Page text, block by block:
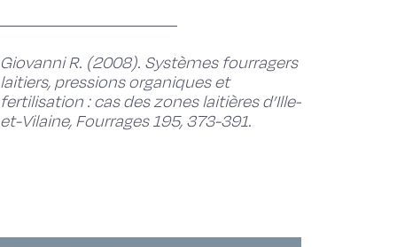
Giovanni R. (2008). Systèmes fourragers
laitiers, pressions organiques et
fertilisation : cas des zones laitières d’Ille-
et-Vilaine, Fourrages 195, 373-391.